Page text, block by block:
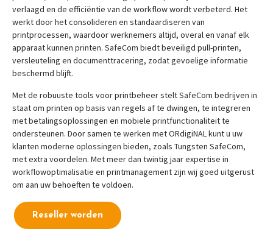
verlaagd en de efficiëntie van de workflow wordt verbeterd. Het
werkt door het consolideren en standaardiseren van
printprocessen, waardoor werknemers altijd, overal en vanaf elk
apparaat kunnen printen. SafeCom biedt beveiligd pull-printen,
versleuteling en documenttracering, zodat gevoelige informatie
beschermd blijft.
Met de robuuste tools voor printbeheer stelt SafeCom bedrijven in
staat om printen op basis van regels af te dwingen, te integreren
met betalingsoplossingen en mobiele printfunctionaliteit te
ondersteunen. Door samen te werken met ORdigiNAL kunt u uw
klanten moderne oplossingen bieden, zoals Tungsten SafeCom,
met extra voordelen. Met meer dan twintig jaar expertise in
workflowoptimalisatie en printmanagement zijn wij goed uitgerust
om aan uw behoeften te voldoen.
Reseller worden